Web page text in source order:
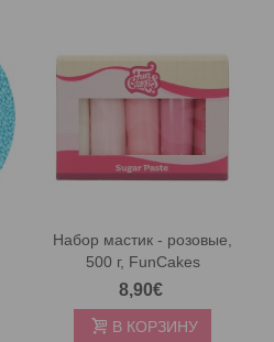
Набор мастик - розовые,
500 г, FunCakes
8,90€
В КОРЗИНУ